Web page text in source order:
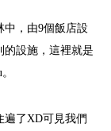
中，由9個飯店設
的設施，這裡就是
遍了XD可見我們